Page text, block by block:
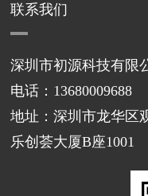
联系我们
深圳市初源科技有限
电话：13680009688
地址：深圳市龙华区
乐创荟大厦B座1001